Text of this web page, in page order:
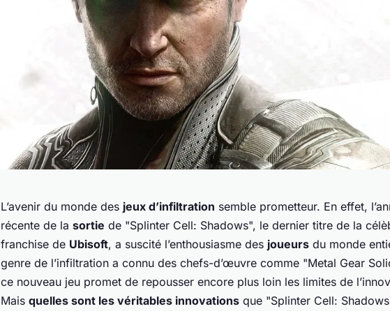
L’avenir du monde des jeux d’infiltration semble prometteur. En effet,
récente de la sortie de "Splinter Cell: Shadows", le dernier titre de la
franchise de Ubisoft, a suscité l’enthousiasme des joueurs du monde
genre de l’infiltration a connu des chefs-d’œuvre comme "Metal Gear
ce nouveau jeu promet de repousser encore plus loin les limites de
Mais quelles sont les véritables innovations que "Splinter Cell: